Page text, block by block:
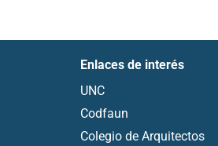
Enlaces de interés
UNC
Codfaun
Colegio de Arquitectos